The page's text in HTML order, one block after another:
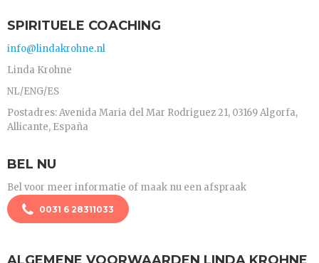
SPIRITUELE COACHING
info@lindakrohne.nl
Linda Krohne
NL/ENG/ES
Postadres: Avenida Maria del Mar Rodriguez 21, 03169 Algorfa,
Allicante, España
BEL NU
Bel voor meer informatie of maak nu een afspraak
0031 6 28311033